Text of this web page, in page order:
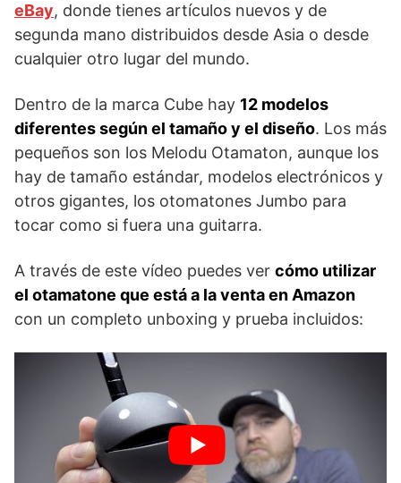
eBay, donde tienes artículos nuevos y de
segunda mano distribuidos desde Asia o desde
cualquier otro lugar del mundo.
Dentro de la marca Cube hay 12 modelos
diferentes según el tamaño y el diseño. Los más
pequeños son los Melodu Otamaton, aunque los
hay de tamaño estándar, modelos electrónicos y
otros gigantes, los otomatones Jumbo para
tocar como si fuera una guitarra.
A través de este vídeo puedes ver cómo utilizar
el otamatone que está a la venta en Amazon
con un completo unboxing y prueba incluidos: